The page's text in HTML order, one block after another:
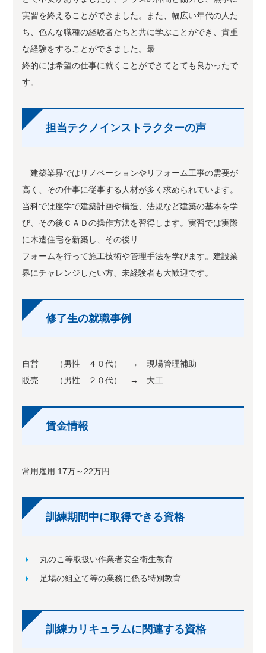
実習を終えることができました。また、幅広い年代の人た
ち、色んな職種の経験者たちと共に学ぶことができ、貴重
な経験をすることができました。最
終的には希望の仕事に就くことができてとても良かったで
す。
担当テクノインストラクターの声
建築業界ではリノベーションやリフォーム工事の需要が
高く、その仕事に従事する人材が多く求められています。
当科では座学で建築計画や構造、法規など建築の基本を学
び、その後ＣＡＤの操作方法を習得します。実習では実際
に木造住宅を新築し、その後リ
フォームを行って施工技術や管理手法を学びます。建設業
界にチャレンジしたい方、未経験者も大歓迎です。
修了生の就職事例
自営 （男性 ４０代） → 現場管理補助
販売 （男性 ２０代） → 大工
賃金情報
常用雇用 17万～22万円
訓練期間中に取得できる資格
丸のこ等取扱い作業者安全衛生教育
足場の組立て等の業務に係る特別教育
訓練カリキュラムに関連する資格